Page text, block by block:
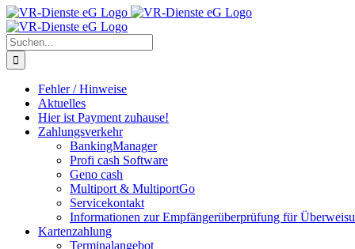
Suche
nach:
Fehler / Hinweise
Aktuelles
Hier ist Payment zuhause!
Zahlungsverkehr
BankingManager
Profi cash Software
Geno cash
Multiport & MultiportGo
Servicekontakt
Informationen zur Empfängerüberprüfung für
Kartenzahlung
Terminalangebot